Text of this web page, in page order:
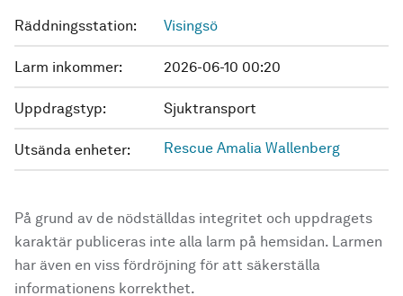
Räddningsstation: Visingsö
Larm inkommer: 2026-06-10 00:20
Uppdragstyp: Sjuktransport
Utsända enheter: Rescue Amalia Wallenberg
På grund av de nödställdas integritet och uppdragets
karaktär publiceras inte alla larm på hemsidan. Larmen
har även en viss fördröjning för att säkerställa
informationens korrekthet.